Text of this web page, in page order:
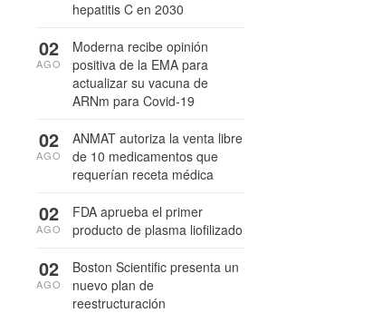
hepatitis C en 2030
Moderna recibe opinión
positiva de la EMA para
actualizar su vacuna de
ARNm para Covid-19
02
AGO
ANMAT autoriza la venta libre
de 10 medicamentos que
requerían receta médica
02
AGO
FDA aprueba el primer
producto de plasma liofilizado
02
AGO
Boston Scientific presenta un
nuevo plan de
reestructuración
02
AGO